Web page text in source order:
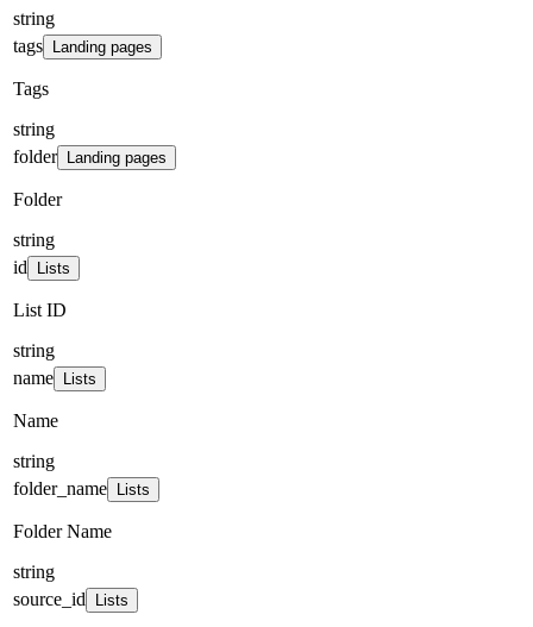
string
tags
Landing pages
Tags
string
folder
Landing pages
Folder
string
id
Lists
List ID
string
name
Lists
Name
string
folder_name
Lists
Folder Name
string
source_id
Lists